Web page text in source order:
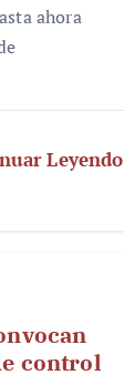
ahora
Leyendo
control